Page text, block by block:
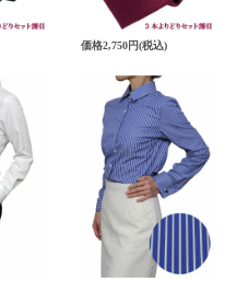
価格2,750円(税込)